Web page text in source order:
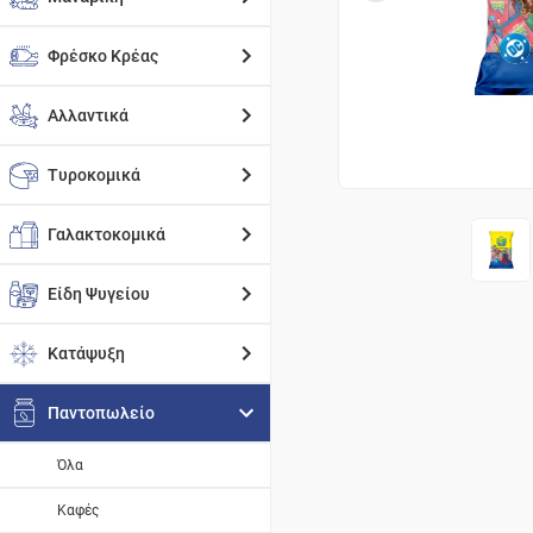
Φρέσκο Κρέας
Αλλαντικά
Τυροκομικά
Γαλακτοκομικά
Είδη Ψυγείου
Κατάψυξη
Παντοπωλείο
Όλα
Καφές